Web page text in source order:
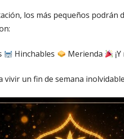
los más pequeños podrán
Hinchables Merienda
vivir un fin de semana